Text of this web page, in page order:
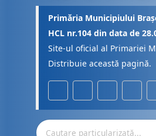
Primăria Municipiului
HCL nr.104 din data de
Site-ul oficial al Primariei
Distribuie această pagină.